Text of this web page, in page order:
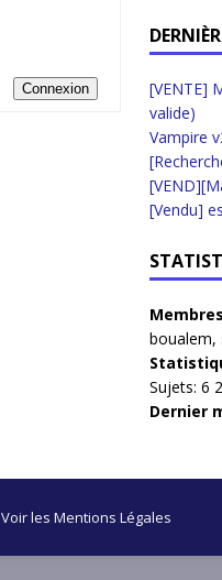
Connexion
[VENTE]
valide)
Vampire
[Vendu]
boualem,
Sujets: 6
Dernier
Voir les Mentions Légales